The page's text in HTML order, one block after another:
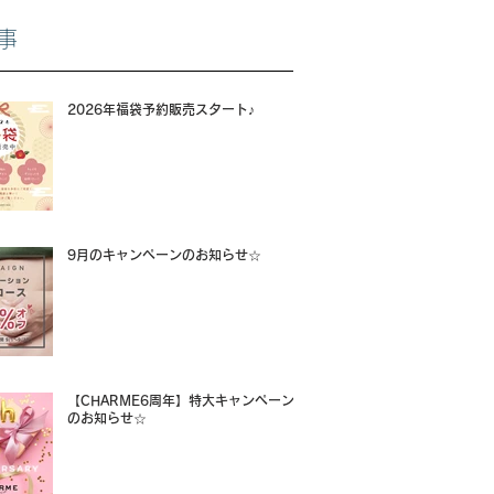
2026年福袋予約販売スタート♪
9月のキャンペーンのお知らせ☆
【CHARME6周年】特大キャンペーン
のお知らせ☆